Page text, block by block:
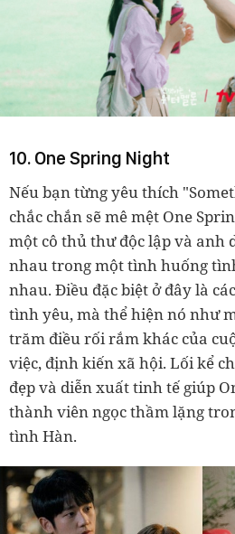
10. One Spring Night
Nếu bạn từng yêu thích
chắc chắn sẽ mê mệt One
một cô thủ thư độc lập và anh
nhau trong một tình huống
nhau. Điều đặc biệt ở đây là
tình yêu, mà thể hiện nó như
trăm điều rối rắm khác của
việc, định kiến xã hội. Lối kể
đẹp và diễn xuất tinh tế giúp
thành viên ngọc thầm lặng
tình Hàn.